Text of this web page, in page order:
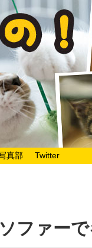
真部 Twitter
ファーで